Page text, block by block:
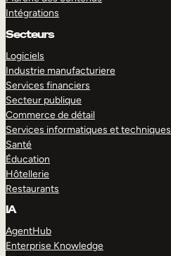
Intégrations
Secteurs
Logiciels
Industrie manufacturiere
Services financiers
Secteur publique
Commerce de détail
Services informatiques et techniques
Santé
Éducation
Hôtellerie
Restaurants
IA
AgentHub
Enterprise Knowledge